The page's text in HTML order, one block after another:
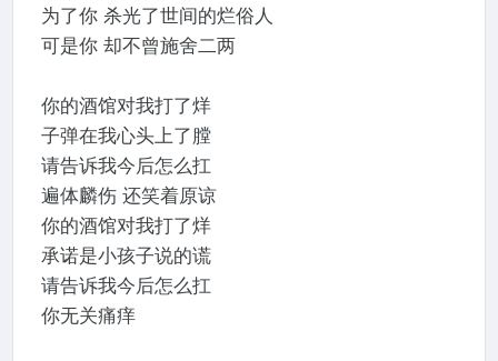
为了你 杀光了世间的烂俗人
可是你 却不曾施舍二两
你的酒馆对我打了烊
子弹在我心头上了膛
请告诉我今后怎么扛
遍体麟伤 还笑着原谅
你的酒馆对我打了烊
承诺是小孩子说的谎
请告诉我今后怎么扛
你无关痛痒